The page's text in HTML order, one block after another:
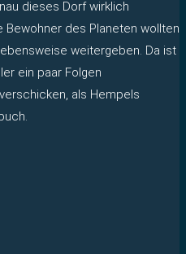
dieses Dorf wirklich
Bewohner des Planeten wollten
weitergeben. Da ist
ein paar Folgen
als Hempels